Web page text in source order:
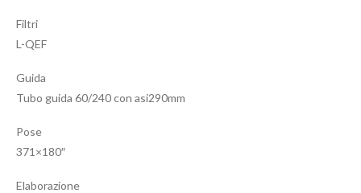
Filtri
L-QEF
Guida
Tubo guida 60/240 con asi290mm
Pose
371×180″
Elaborazione